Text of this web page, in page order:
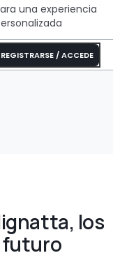
una experiencia
REGISTRARSE / ACCEDE
los
futuro